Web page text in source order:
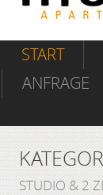
START
ANFRAGE
STUDIO & 2